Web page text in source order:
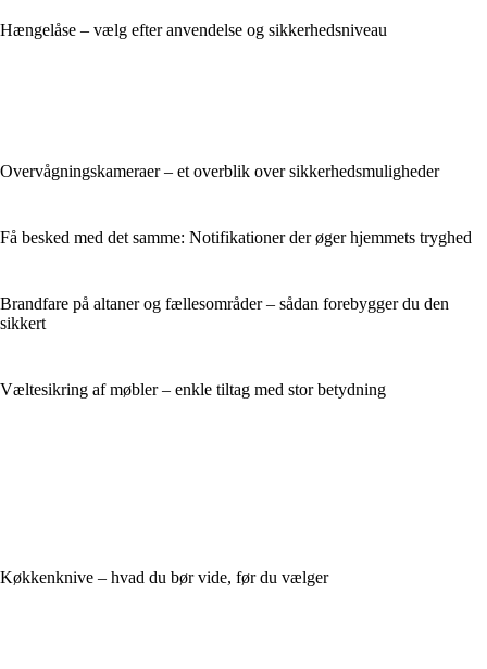
Hængelåse – vælg efter anvendelse og sikkerhedsniveau
Overvågningskameraer – et overblik over sikkerhedsmuligheder
Få besked med det samme: Notifikationer der øger hjemmets tryghed
Brandfare på altaner og fællesområder – sådan forebygger du den
sikkert
Væltesikring af møbler – enkle tiltag med stor betydning
Køkkenknive – hvad du bør vide, før du vælger